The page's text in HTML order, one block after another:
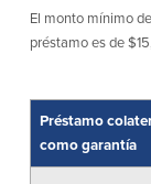
El monto mínimo
préstamo es de
Préstamo
como garantía